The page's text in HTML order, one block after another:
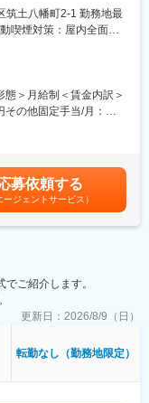
果の整理
関する社内データベー
判断と提携判断のプロ
、専門性と実務経験を
機会など、国内外でグ
師や院内スタッフ、さ
。また、治験を受けて
り向き合う仕事です。
関から「ありがとう」
ひとしおです。
定などを、院内の治験
、治験が手順通りに行
を確認します。
筑土八幡町2-1 勤務地最
喫煙対策：屋内全面禁
設住所：全国いずれかの
の範囲：会社の定める
＞月給制＜賃金内訳＞
の他固定手当/月：
（6月、12月）／昇
（秋季賞与）支給の場
割増賃金は別途支給
を通じて上下する可能
募依頼する
ージェントサービス）
ご紹介します。
更新日： 2026/8/9（日）
転勤なし（勤務地限定）